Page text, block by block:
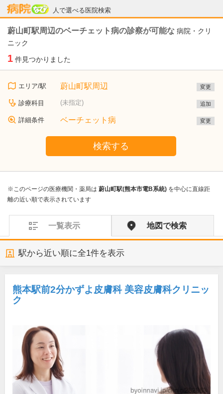
人で選べる医院検索
病院なび
蔚山町駅周辺のベーチェット病の診察が可能な 病院・クリ
ニック
1 件見つかりました
エリア/駅 蔚山町駅周辺 変更
診療科目 (未指定) 追加
詳細条件 ベーチェット病 変更
検索する
※このページの医療機関・薬局は 蔚山町駅(熊本市電B系統) を中心に直線距
離の近い順で表示されています
一覧表示 地図で検索
駅から近い順に全1件を表示
熊本駅前2分かずよ皮膚科 美容皮膚科クリニッ
ク